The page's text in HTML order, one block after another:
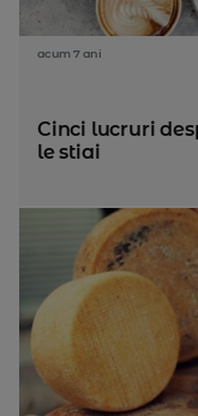
acum 7 ani
Cinci lucruri
le stiai